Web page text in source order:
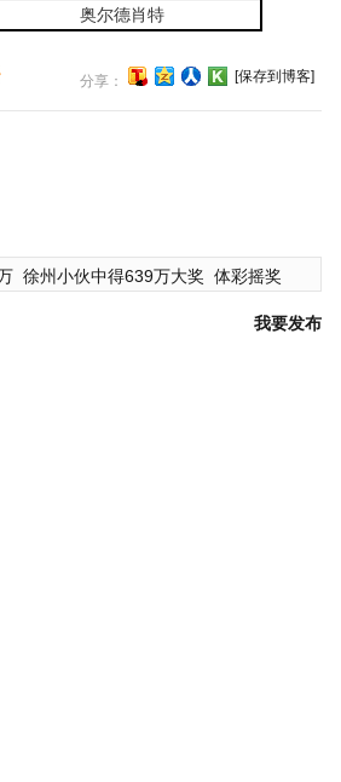
奥尔德肖特
分享： [保存到博客]
徐州小伙中得639万大奖 体彩摇奖
我要发布